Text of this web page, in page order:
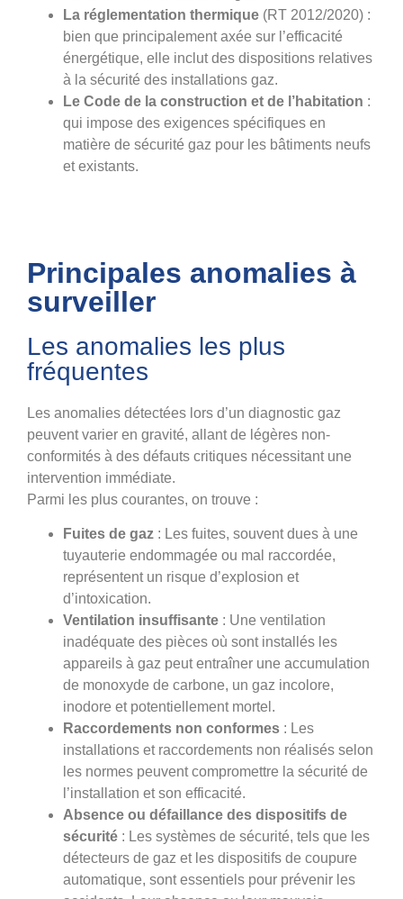
La réglementation thermique (RT 2012/2020) :
bien que principalement axée sur l’efficacité
énergétique, elle inclut des dispositions relatives
à la sécurité des installations gaz.
Le Code de la construction et de l’habitation :
qui impose des exigences spécifiques en
matière de sécurité gaz pour les bâtiments neufs
et existants.
Principales anomalies à
surveiller
Les anomalies les plus
fréquentes
Les anomalies détectées lors d’un diagnostic gaz
peuvent varier en gravité, allant de légères non-
conformités à des défauts critiques nécessitant une
intervention immédiate.
Parmi les plus courantes, on trouve :
Fuites de gaz : Les fuites, souvent dues à une
tuyauterie endommagée ou mal raccordée,
représentent un risque d’explosion et
d’intoxication.
Ventilation insuffisante : Une ventilation
inadéquate des pièces où sont installés les
appareils à gaz peut entraîner une accumulation
de monoxyde de carbone, un gaz incolore,
inodore et potentiellement mortel.
Raccordements non conformes : Les
installations et raccordements non réalisés selon
les normes peuvent compromettre la sécurité de
l’installation et son efficacité.
Absence ou défaillance des dispositifs de
sécurité : Les systèmes de sécurité, tels que les
détecteurs de gaz et les dispositifs de coupure
automatique, sont essentiels pour prévenir les